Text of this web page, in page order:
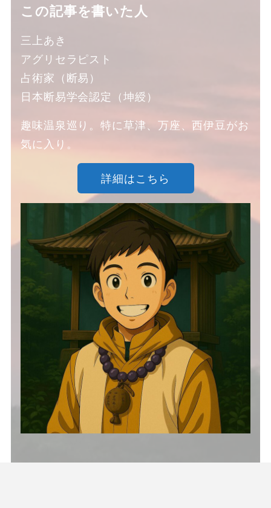
この記事を書いた人
三上あき
アグリセラピスト
占術家（断易）
日本断易学会認定（坤綬）
趣味温泉巡り。特に草津、万座、西伊豆がお
気に入り。
詳細はこちら